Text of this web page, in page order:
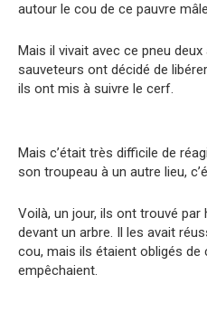
autour le cou de ce pauvre
Mais il vivait avec ce pneu
sauveteurs ont décidé de
ils ont mis à suivre le cerf.
Mais c’était très difficile de
son troupeau à un autre lieu,
Voilà, un jour, ils ont trouvé
devant un arbre. Il les avait
cou, mais ils étaient obligés
empêchaient.